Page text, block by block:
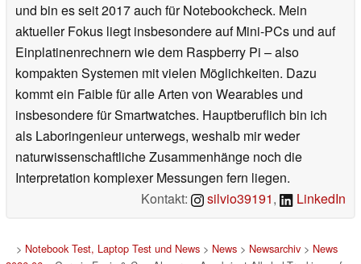
und bin es seit 2017 auch für Notebookcheck. Mein
aktueller Fokus liegt insbesondere auf Mini-PCs und auf
Einplatinenrechnern wie dem Raspberry Pi – also
kompakten Systemen mit vielen Möglichkeiten. Dazu
kommt ein Faible für alle Arten von Wearables und
insbesondere für Smartwatches. Hauptberuflich bin ich
als Laboringenieur unterwegs, weshalb mir weder
naturwissenschaftliche Zusammenhänge noch die
Interpretation komplexer Messungen fern liegen.
Kontakt:
silvio39191, LinkedIn
> Notebook Test, Laptop Test und News> News> Newsarchiv> News